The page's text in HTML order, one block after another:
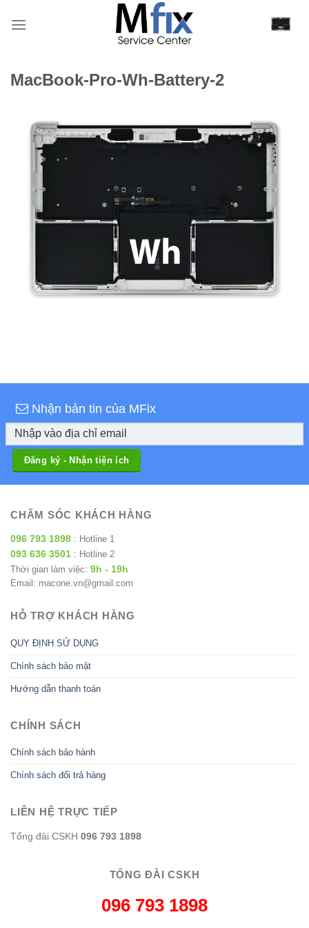
qua
MacBook-Pro-Wh-Battery-2
Nhận bản tin của MFix
CHĂM SÓC KHÁCH HÀNG
096 793 1898 : Hotline 1
093 636 3501 : Hotline 2
Thời gian làm việc: 9h - 19h
Email: macone.vn@gmail.com
HỖ TRỢ KHÁCH HÀNG
QUY ĐỊNH SỬ DỤNG
Chính sách bảo mật
Hướng dẫn thanh toán
CHÍNH SÁCH
Chính sách bảo hành
Chính sách đổi trả hàng
LIÊN HỆ TRỰC TIẾP
Tổng đài CSKH 096 793 1898
TỔNG ĐÀI CSKH
096 793 1898